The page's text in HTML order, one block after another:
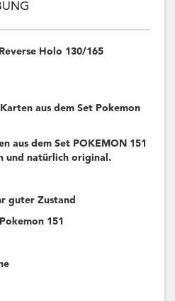
Holo 130/165
aus dem Set Pokemon
aus dem Set POKEMON 151
und natürlich original.
guter Zustand
151